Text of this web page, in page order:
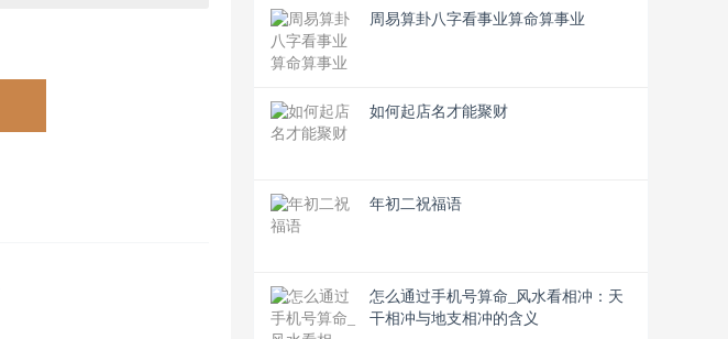
周易算卦八字看事业算命算事业
如何起店名才能聚财
年初二祝福语
怎么通过手机号算命_风水看相冲：天
干相冲与地支相冲的含义